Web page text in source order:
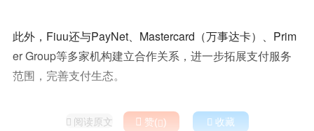
此外，Fiuu还与PayNet、Mastercard（万事达卡）、Prim
er Group等多家机构建立合作关系，进一步拓展支付服务
范围，完善支付生态。
 阅读原文  赞()  收藏